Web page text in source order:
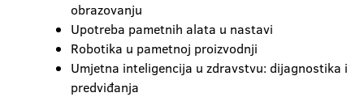
obrazovanju
Upotreba pametnih alata u nastavi
Robotika u pametnoj proizvodnji
Umjetna inteligencija u zdravstvu: dijagnostika i
predviđanja